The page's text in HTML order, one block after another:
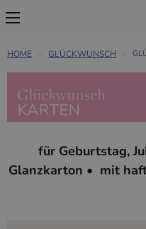
HOME GLÜCKWUNSCH
für Geburtstag,
Glanzkarton • mit